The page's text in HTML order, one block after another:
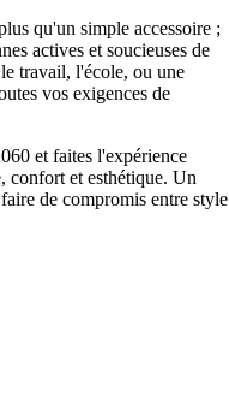
qu'un simple accessoire ;
actives et soucieuses de
travail, l'école, ou une
vos exigences de
et faites l'expérience
confort et esthétique. Un
de compromis entre style